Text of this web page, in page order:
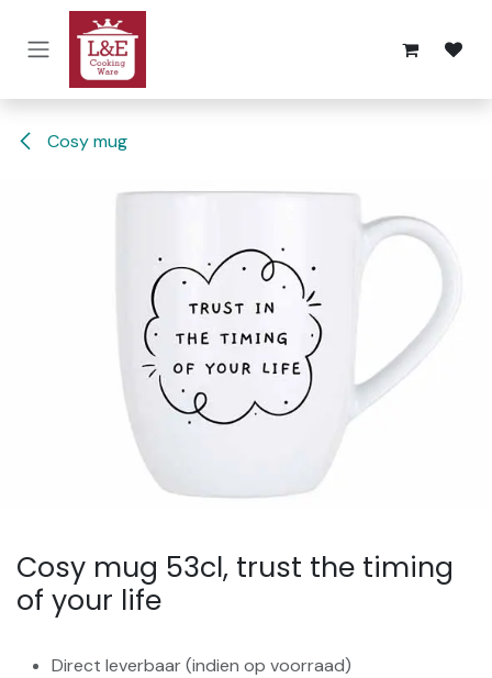
Overslaan naar inhoud
Cosy mug
Cosy mug 53cl, trust the timing
of your life
Direct leverbaar (indien op voorraad)